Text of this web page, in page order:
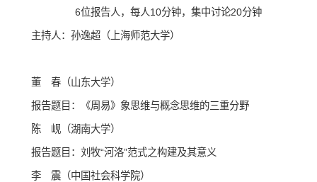
6位报告人，每人10分钟，集中讨论20分钟
主持人：孙逸超（上海师范大学）
董 春（山东大学）
报告题目：《周易》象思维与概念思维的三重分野
陈 岘（湖南大学）
报告题目：刘牧“河洛”范式之构建及其意义
李 震（中国社会科学院）